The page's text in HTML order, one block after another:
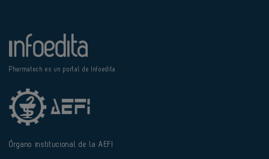
Pharmatech es un portal de Infoedita
Órgano institucional de la AEFI